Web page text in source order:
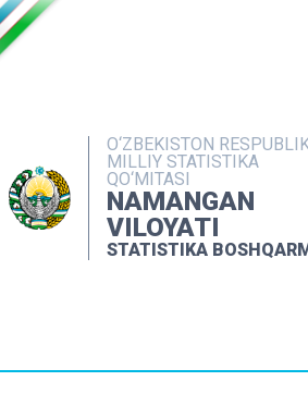
O‘ZBEKISTON
MILLIY STATISTIKA
QO‘MITASI
NAMANGAN
VILOYATI
STATISTIKA
NASHRLAR
INTERAKTIV
MATBUOT XIZMATI
MUROJAATLAR